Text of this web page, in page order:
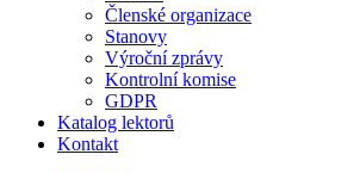
Členské organizace
Stanovy
Výroční zprávy
Kontrolní komise
GDPR
Katalog lektorů
Kontakt